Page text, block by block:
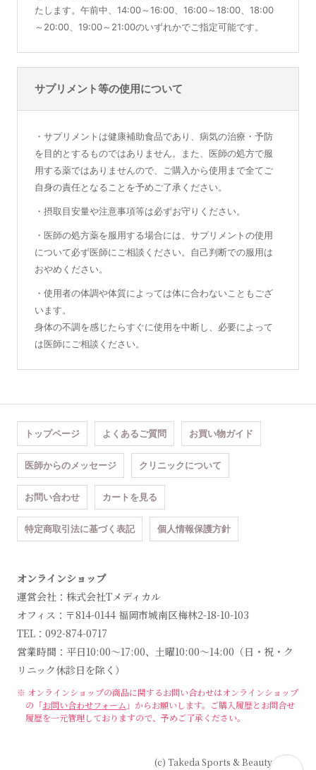
たします。午前中、14:00～16:00、16:00～18:00、18:00
～20:00、19:00～21:00のいずれかでご指定可能です。
サプリメント等の使用について
・サプリメントは健康補助食品であり、病気の治療・予防
を目的とするものではありません。また、医師の処方で服
用する薬ではありませんので、ご購入から使用まで全てご
自身の責任となることを予めご了承ください。
・摂取目安量や注意事項等は必ずお守りください。
・医師の処方薬を服用する場合には、サプリメントの使用
について必ず医師にご相談ください。自己判断での服用は
おやめください。
・使用者の体調や体質によっては体に合わないこともござ
います。
身体の不調を感じたらすぐに使用を中断し、必要によって
は医師にご相談ください。
トップページ よくあるご質問 お買い物ガイド
医師からのメッセージ クリニックについて
お問い合わせ カートを見る
特定商取引法に基づく表記 個人情報保護方針
オンラインショップ
運営会社：株式会社Tメディカル
オフィス：〒814-0144 福岡市城南区梅林2-18-10-103
TEL：092-874-0717
営業時間：平日10:00～17:00、土曜10:00～14:00（日・祝・ク
リニック休診日を除く）
※ オンラインショップの商品に関するお問い合わせはオンラインショップ
の「お問い合わせフォーム 」からお願いします。 ご購入履歴とお問合せ
履歴を一元管理しておりますので、予めご了承ください。
(c) Takeda Sports & Beauty Clinic